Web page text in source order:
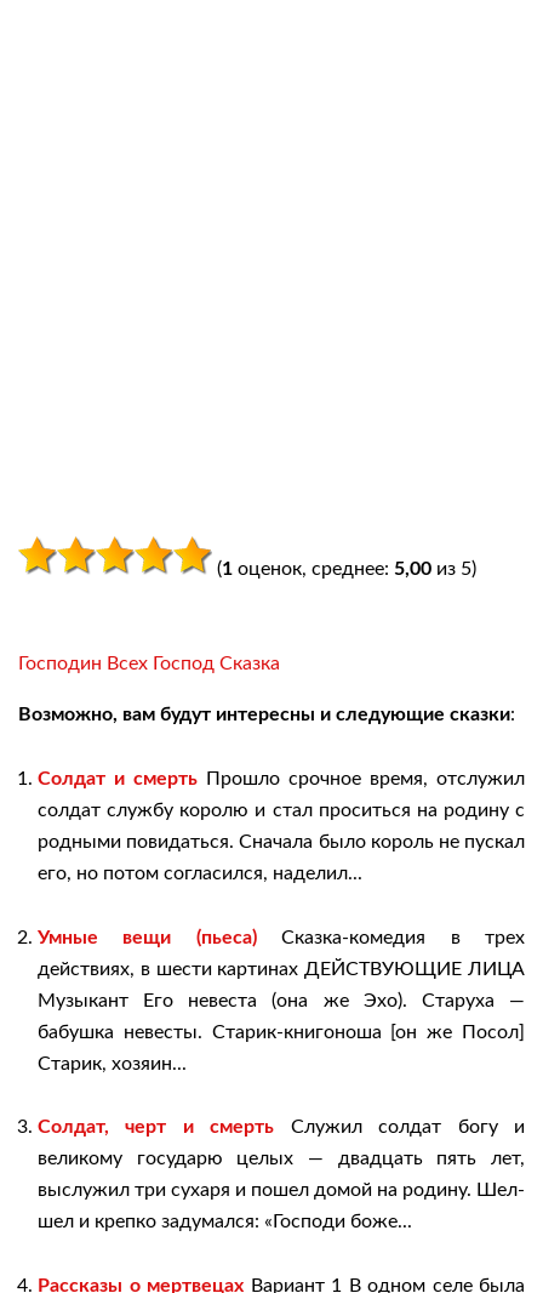
(1 оценок, среднее: 5,00 из 5)
Господин Всех Господ Сказка
Возможно, вам будут интересны и следующие сказки:
Солдат и смерть Прошло срочное время, отслужил
солдат службу королю и стал проситься на родину с
родными повидаться. Сначала было король не пускал
его, но потом согласился, наделил...
Умные вещи (пьеса)Сказка-комедия в трех
действиях, в шести картинах ДЕЙСТВУЮЩИЕ ЛИЦА
Музыкант Его невеста (она же Эхо). Старуха —
бабушка невесты. Старик-книгоноша [он же Посол]
Старик, хозяин...
Солдат, черт и смерть Служил солдат богу и
великому государю целых — двадцать пять лет,
выслужил три сухаря и пошел домой на родину. Шел-
шел и крепко задумался: «Господи боже...
Рассказы о мертвецах Вариант 1 В одном селе была